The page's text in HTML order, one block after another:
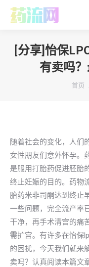
[分享]怡保
有卖吗
你在
首页
随着社会的变化，人们
女性朋友们意外怀孕。
是服用打胎药促进胚胎
终止妊娠的目的。药物
胎药米非司酮达到终止
一些问题，完全流产率
干净，再手术清宫的痛
需扩宫。有许多在怡保
的困扰，今天我们就来
卖吗？认真阅读本篇文